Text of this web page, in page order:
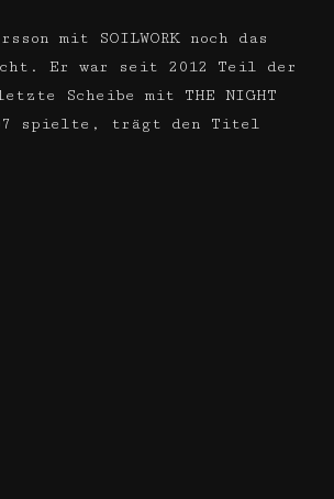
mit SOILWORK noch das
Er war seit 2012 Teil der
Scheibe mit THE NIGHT
spielte, trägt den Titel